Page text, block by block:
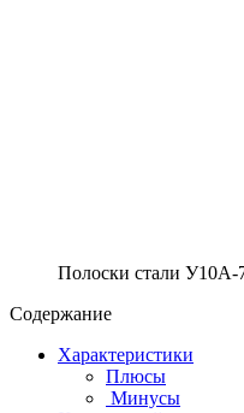
Полоски стали
Содержание
Характеристики
Плюсы
Минусы